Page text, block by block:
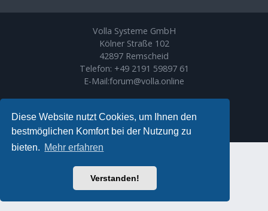
Diese Website nutzt Cookies, um Ihnen den
bestmöglichen Komfort bei der Nutzung zu
bieten. Mehr erfahren
Verstanden!
Volla Systeme GmbH
Kölner Straße 102
42897 Remscheid
Telefon: +49 2191 59897 61
E-Mail:forum@volla.online
Ariki Theme byGramziu